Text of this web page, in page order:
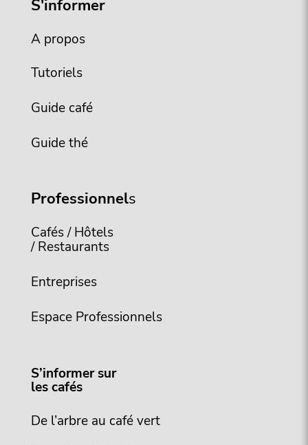
S'informer
A propos
Tutoriels
Guide café
Guide thé
Professionnels
Cafés / Hôtels
/ Restaurants
Entreprises
Espace Professionnels
S’informer sur
les cafés
De l’arbre au café vert